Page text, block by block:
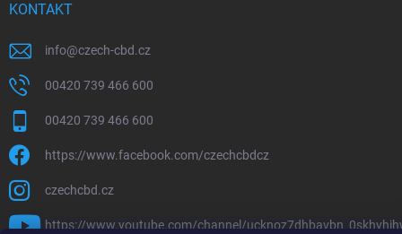
KONTAKT
info@czech-cbd.cz
00420 739 466 600
00420 739 466 600
https://www.facebook.com/czechcbdcz
czechcbd.cz
https://www.youtube.com/channel/